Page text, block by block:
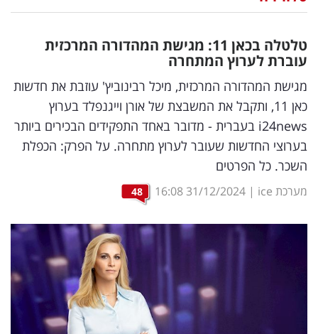
דיגיטל
וטק
שיווק
ופרסום
משפט
ומחקרים
טלטלה בכאן 11: מגישת המהדורה המרכזית
עוברת לערוץ המתחרה
מגישת המהדורה המרכזית, מיכל רבינוביץ' עוזבת את חדשות
כאן 11, ותקבל את המשבצת של אורן וייגנפלד בערוץ
i24news בעברית - מדובר באחד התפקידים הבכירים ביותר
בערוצי החדשות שעובר לערוץ מתחרה. על הפרק: הכפלת
השכר. כל הפרטים
מערכת ice |
31/12/2024
16:08
48